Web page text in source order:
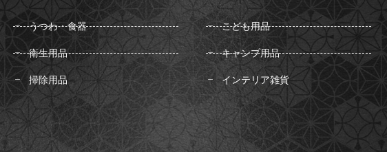
うつわ・食器
衛生用品
掃除用品
こども用品
キャンプ用品
インテリア雑貨